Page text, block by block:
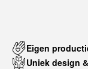
Eigen
Uniek design